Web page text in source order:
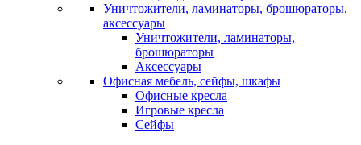
Уничтожители, ламинаторы, брошюраторы,
аксессуары
Уничтожители, ламинаторы,
брошюраторы
Аксессуары
Офисная мебель, сейфы, шкафы
Офисные кресла
Игровые кресла
Сейфы